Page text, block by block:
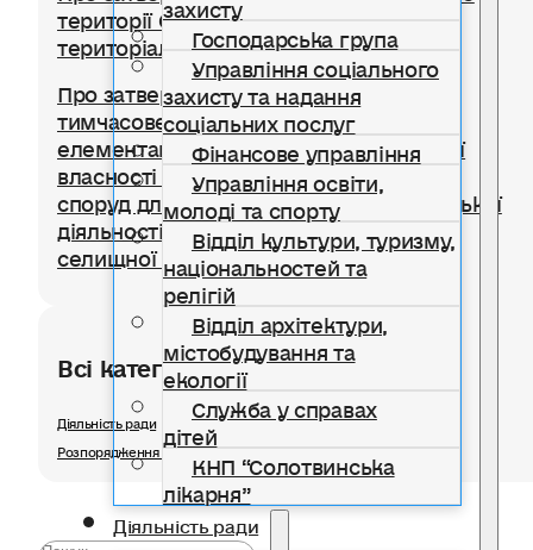
Господарська група
Управління соціального
захисту та надання
соціальних послуг
Фінансове управління
Управління освіти,
молоді та спорту
Відділ культури, туризму,
національностей та
релігій
Відділ архітектури,
містобудування та
екології
Служба у справах
дітей
КНП “Солотвинська
лікарня”
Діяльність ради
території Солотвинської селищної
територіальної громади
Про затвердження Положення про
тимчасове користування окремими
елементами благоустрою комунальної
власності для розміщення тимчасових
споруд для провадження підприємницької
діяльності на території Солотвинської
селищної територіальної громади
Всі категорії розділу
Діяльність ради
Розпорядження селищного голови